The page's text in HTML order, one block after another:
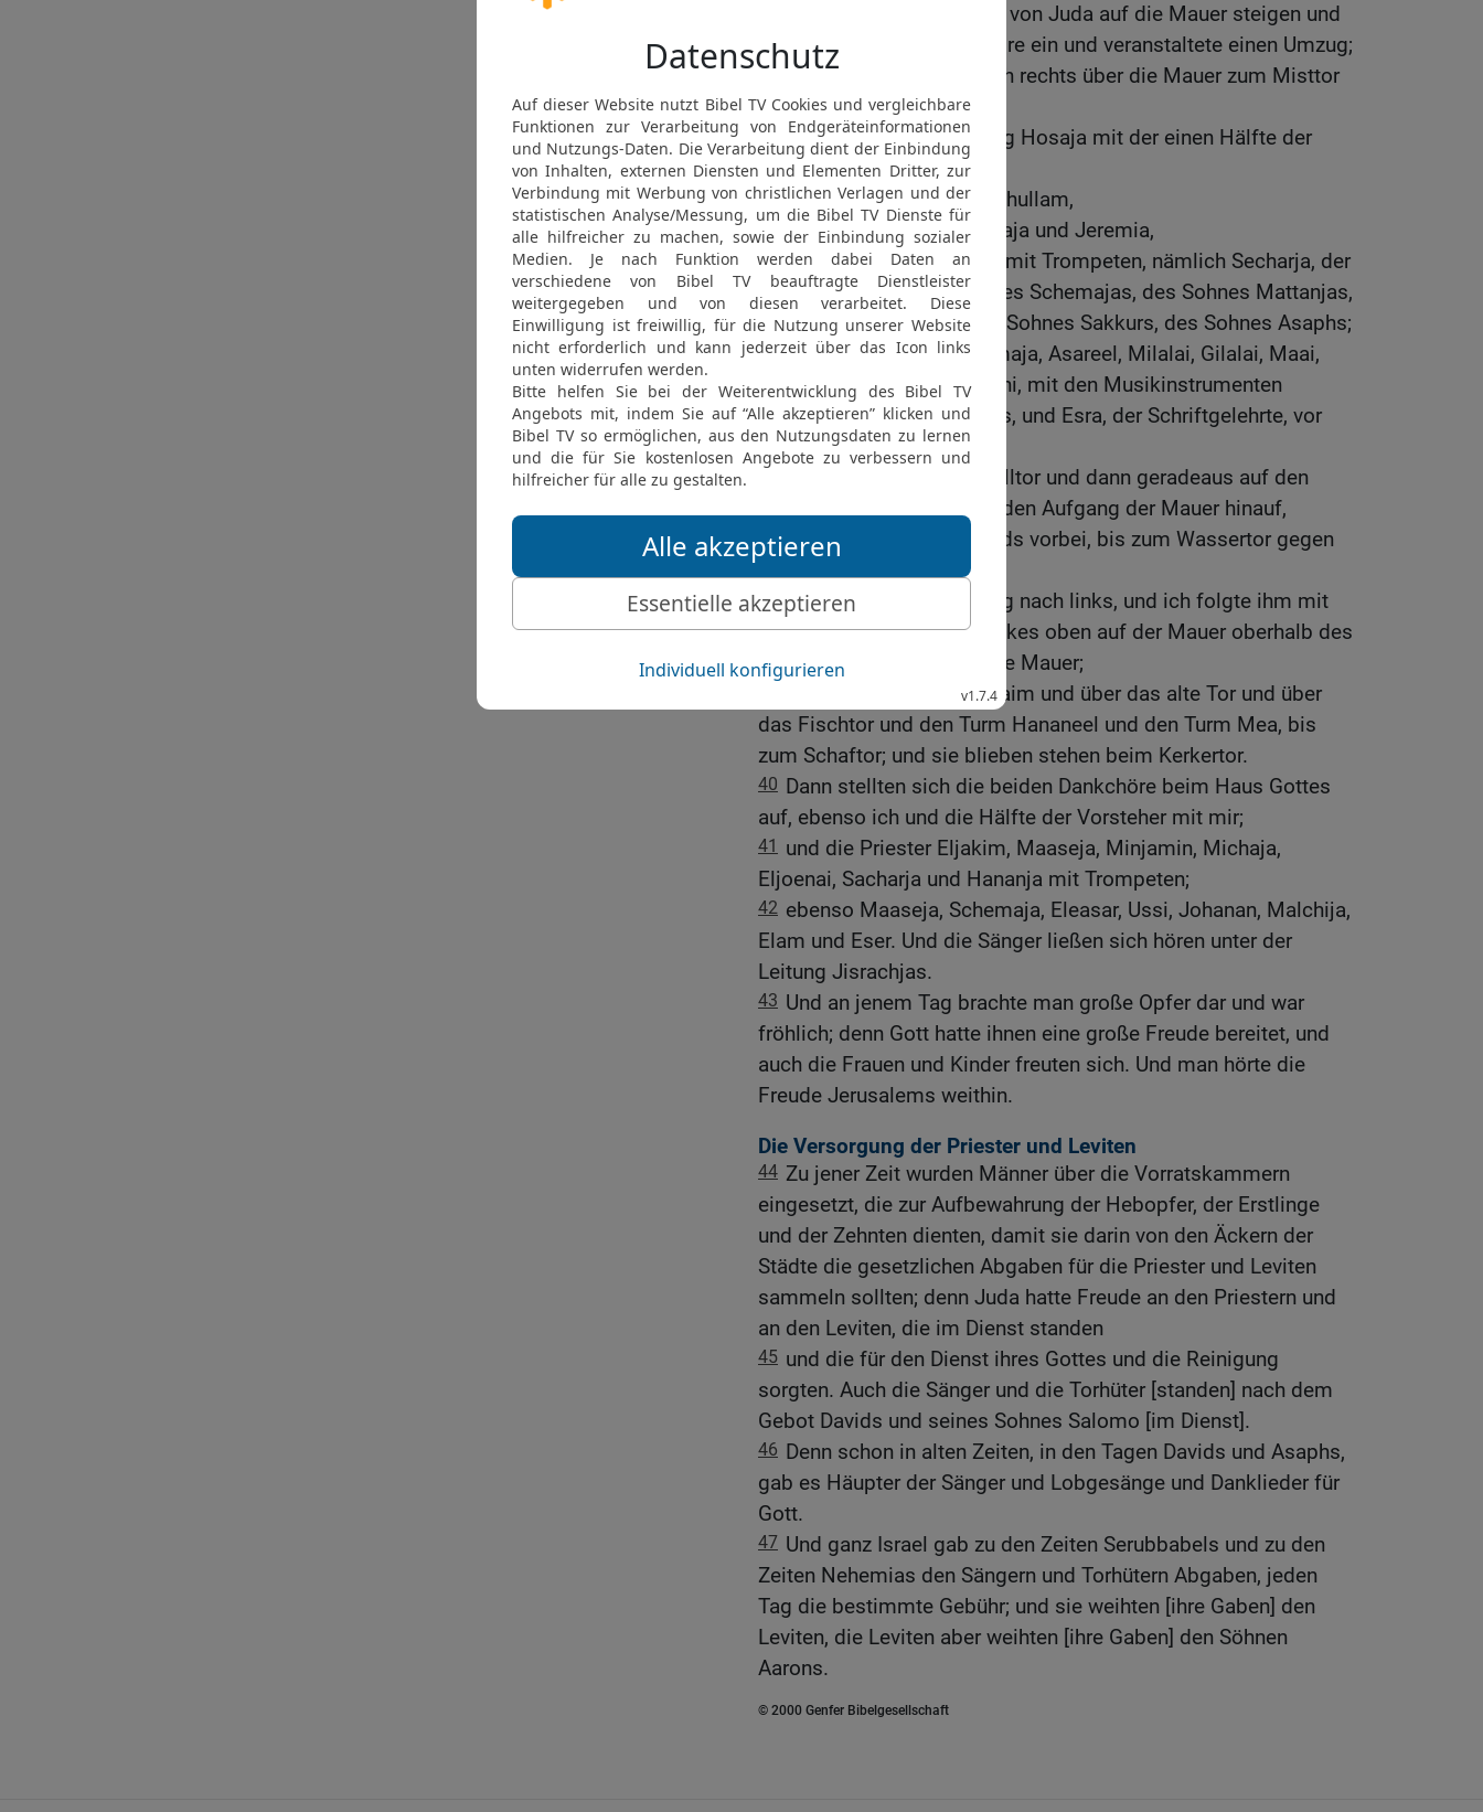
Und ich ließ die Fürsten von Juda auf die Mauer steigen und
setzte zwei große Dankchöre ein und veranstaltete einen Umzug;
der eine Dankchor zog nach rechts über die Mauer zum Misttor
hin.
32
Und hinter ihnen her ging Hosaja mit der einen Hälfte der
Fürsten von Juda,
33 dazu Asarja, Esra, Meschullam,
34 Juda, Benjamin, Schemaja und Jeremia,
35 und etliche der Priester mit Trompeten, nämlich Secharja, der
Sohn Jonathans, des Sohnes Schemajas, des Sohnes Mattanjas,
des Sohnes Michajas, des Sohnes Sakkurs, des Sohnes Asaphs;
36 und seine Brüder Schemaja, Asareel, Milalai, Gilalai, Maai,
Nethaneel, Juda und Hanani, mit den Musikinstrumenten
Davids, des Mannes Gottes, und Esra, der Schriftgelehrte, vor
ihnen her.
Und sie zogen zum Quelltor und dann geradeaus auf den
Aufstieg zur Stadt Davids, den Aufgang der Mauer hinauf,
oberhalb des Hauses Davids vorbei, bis zum Wassertor gegen
38 Der zweite Dankchor zog nach links, und ich folgte ihm mit
der anderen Hälfte des Volkes oben auf der Mauer oberhalb des
Ofenturms, bis an die breite Mauer;
dann über das Tor Ephraim und über das alte Tor und über
das Fischtor und den Turm Hananeel und den Turm Mea, bis
zum Schaftor; und sie blieben stehen beim Kerkertor.
40 Dann stellten sich die beiden Dankchöre beim Haus Gottes
auf, ebenso ich und die Hälfte der Vorsteher mit mir;
41
und die Priester Eljakim, Maaseja, Minjamin, Michaja,
Eljoenai, Sacharja und Hananja mit Trompeten;
42 ebenso Maaseja, Schemaja, Eleasar, Ussi, Johanan, Malchija,
Elam und Eser. Und die Sänger ließen sich hören unter der
Leitung Jisrachjas.
43 Und an jenem Tag brachte man große Opfer dar und war
fröhlich; denn Gott hatte ihnen eine große Freude bereitet, und
auch die Frauen und Kinder freuten sich. Und man hörte die
Freude Jerusalems weithin.
Die Versorgung der Priester und Leviten
44 Zu jener Zeit wurden Männer über die Vorratskammern
eingesetzt, die zur Aufbewahrung der Hebopfer, der Erstlinge
und der Zehnten dienten, damit sie darin von den Äckern der
Städte die gesetzlichen Abgaben für die Priester und Leviten
sammeln sollten; denn Juda hatte Freude an den Priestern und
an den Leviten, die im Dienst standen
45 und die für den Dienst ihres Gottes und die Reinigung
sorgten. Auch die Sänger und die Torhüter [standen] nach dem
Gebot Davids und seines Sohnes Salomo [im Dienst].
46 Denn schon in alten Zeiten, in den Tagen Davids und Asaphs,
gab es Häupter der Sänger und Lobgesänge und Danklieder für
Gott.
47 Und ganz Israel gab zu den Zeiten Serubbabels und zu den
Zeiten Nehemias den Sängern und Torhütern Abgaben, jeden
Tag die bestimmte Gebühr; und sie weihten [ihre Gaben] den
Leviten, die Leviten aber weihten [ihre Gaben] den Söhnen
Aarons.
© 2000 Genfer Bibelgesellschaft